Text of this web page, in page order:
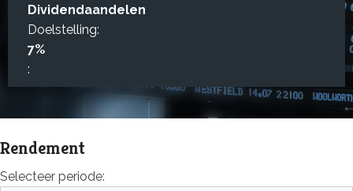
Dividendaandelen
Doelstelling:
7%
:
Rendement
Selecteer periode: